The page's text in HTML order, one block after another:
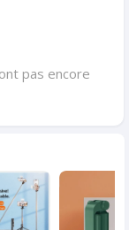
pas encore